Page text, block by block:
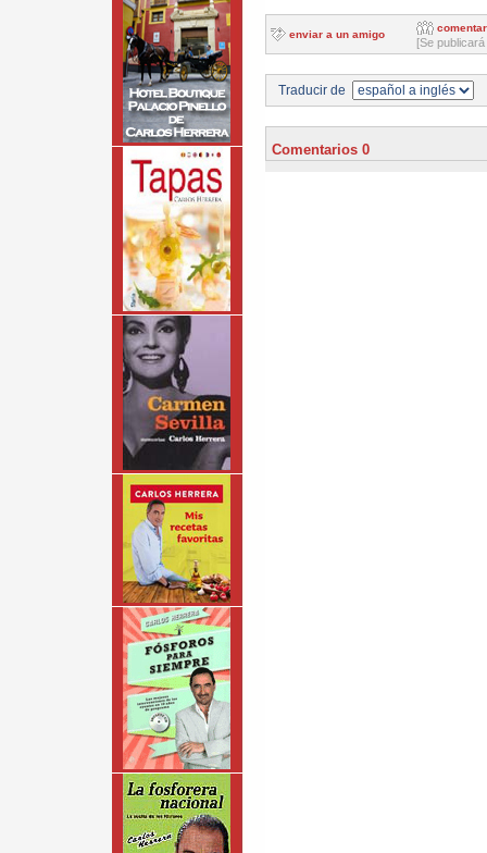
enviar a un amigo
comentar
[Se
Traducir de
Comentarios 0